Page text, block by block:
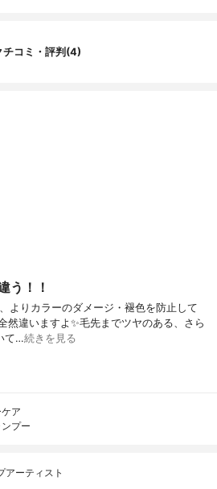
、酒石酸、タウリン、テアニン、ビワ葉
チコミ・評判(4)
う！！
よりカラーのダメージ・褪色を防止して
然違いますよ✨毛先までツヤのある、さら
て…続きを見る
ア
プー
アーティスト